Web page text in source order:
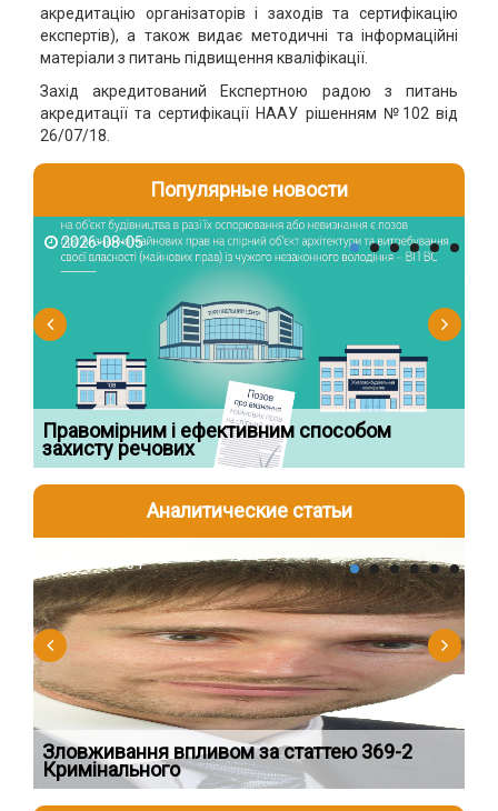
акредитацію організаторів і заходів та сертифікацію
експертів), а також видає методичні та інформаційні
матеріали з питань підвищення кваліфікації.
Захід акредитований Експертною радою з питань
акредитації та сертифікації НААУ рішенням №102 від
26/07/18.
Популярные новости
2026-08-05
Правомірним і ефективним способом
захисту речових
Аналитические статьи
2026-08-04
Зловживання впливом за статтею 369-2
Кримінального